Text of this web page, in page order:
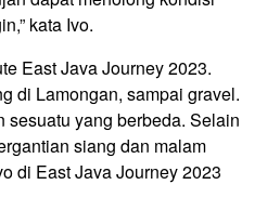
kata Ivo.
East Java Journey 2023.
di Lamongan, sampai gravel.
sesuatu yang berbeda. Selain
siang dan malam
di East Java Journey 2023